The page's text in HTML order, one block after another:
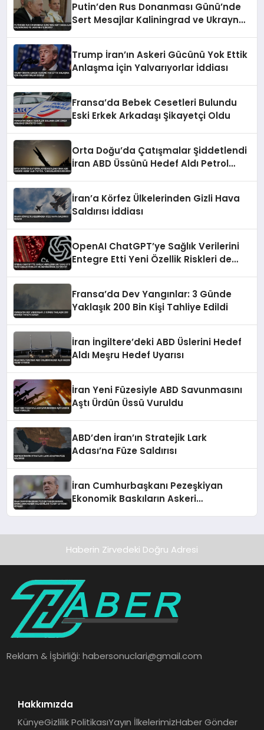
Putin’den Rus Donanması Günü’nde
Sert Mesajlar Kaliningrad ve Ukrayna
Trump İran’ın Askeri Gücünü Yok Ettik
Anlaşma İçin Yalvarıyorlar İddiası
Fransa’da Bebek Cesetleri Bulundu
Eski Erkek Arkadaşı Şikayetçi Oldu
Orta Doğu’da Çatışmalar Şiddetlendi
İran ABD Üssünü Hedef Aldı Petrol
İran’a Körfez Ülkelerinden Gizli Hava
Saldırısı İddiası
OpenAI ChatGPT’ye Sağlık Verilerini
Entegre Etti Yeni Özellik Riskleri de
Fransa’da Dev Yangınlar: 3 Günde
Yaklaşık 200 Bin Kişi Tahliye Edildi
İran İngiltere’deki ABD Üslerini Hedef
Aldı Meşru Hedef Uyarısı
İran Yeni Füzesiyle ABD Savunmasını
Aştı Ürdün Üssü Vuruldu
ABD’den İran’ın Stratejik Lark
Adası’na Füze Saldırısı
İran Cumhurbaşkanı Pezeşkiyan
Ekonomik Baskıların Askeri
Haberin Zirvedeki Doğru Adresi
Reklam & İşbirliği:habersonuclari@gmail.com
Hakkımızda
KünyeGizlilik PolitikasıYayın İlkelerimizHaber Gönder